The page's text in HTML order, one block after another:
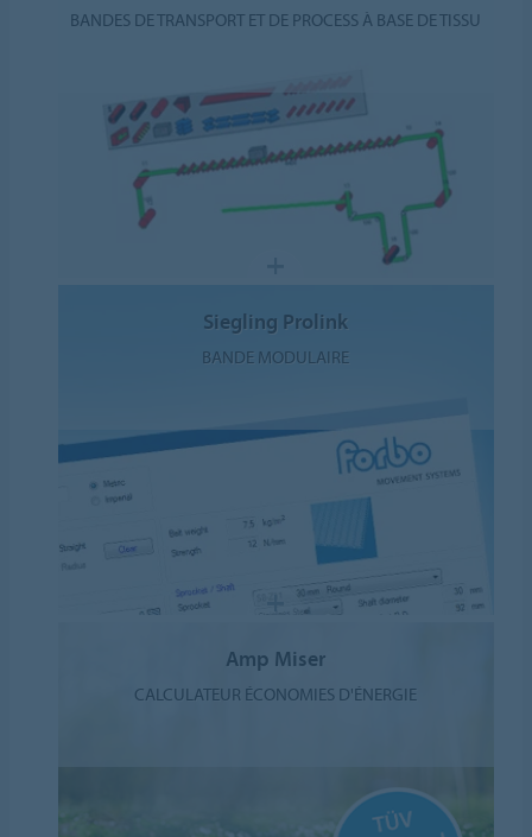
BANDES DE TRANSPORT ET DE PROCESS À BASE DE TISSU
Siegling Prolink
BANDE MODULAIRE
Amp Miser
CALCULATEUR ÉCONOMIES D'ÉNERGIE